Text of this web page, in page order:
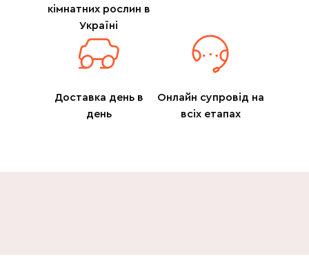
кімнатних рослин в
Україні
Доставка день в
день
Онлайн супровід на
всіх етапах